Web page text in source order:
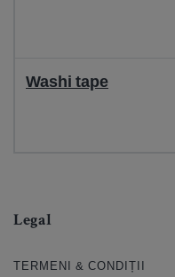
Washi tape
Legal
TERMENI & CONDIȚII